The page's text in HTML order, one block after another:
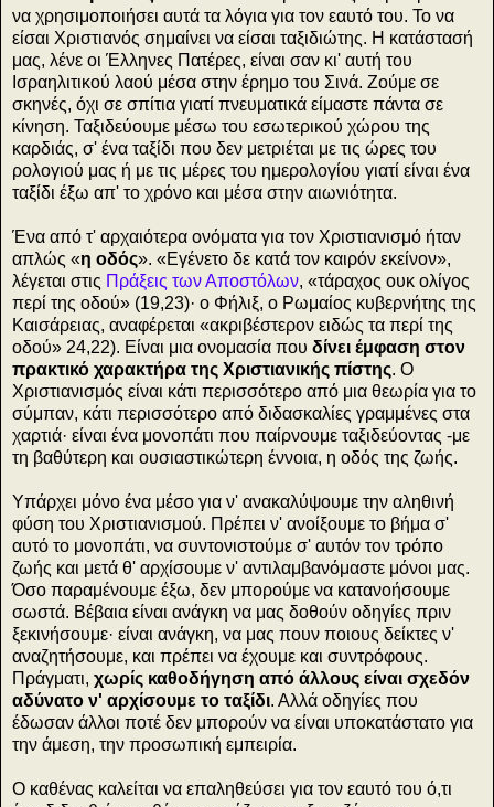
να χρησιμοποιήσει αυτά τα λόγια για τον εαυτό του. Το να
είσαι Χριστιανός σημαίνει να είσαι ταξιδιώτης. Η κατάστασή
μας, λένε οι Έλληνες Πατέρες, είναι σαν κι' αυτή του
Ισραηλιτικού λαού μέσα στην έρημο του Σινά. Ζούμε σε
σκηνές, όχι σε σπίτια γιατί πνευματικά είμαστε πάντα σε
κίνηση. Ταξιδεύουμε μέσω του εσωτερικού χώρου της
καρδιάς, σ' ένα ταξίδι που δεν μετριέται με τις ώρες του
ρολογιού μας ή με τις μέρες του ημερολογίου γιατί είναι ένα
ταξίδι έξω απ' το χρόνο και μέσα στην αιωνιότητα.
Ένα από τ' αρχαιότερα ονόματα για τον Χριστιανισμό ήταν
απλώς «η οδός». «Εγένετο δε κατά τον καιρόν εκείνον»,
λέγεται στις Πράξεις των Αποστόλων, «τάραχος ουκ ολίγος
περί της οδού» (19,23)· ο Φήλιξ, ο Ρωμαίος κυβερνήτης της
Καισάρειας, αναφέρεται «ακριβέστερον ειδώς τα περί της
οδού» 24,22). Είναι μια ονομασία που δίνει έμφαση στον
πρακτικό χαρακτήρα της Χριστιανικής πίστης. Ο
Χριστιανισμός είναι κάτι περισσότερο από μια θεωρία για το
σύμπαν, κάτι περισσότερο από διδασκαλίες γραμμένες στα
χαρτιά· είναι ένα μονοπάτι που παίρνουμε ταξιδεύοντας -με
τη βαθύτερη και ουσιαστικώτερη έννοια, η οδός της ζωής.
Υπάρχει μόνο ένα μέσο για ν' ανακαλύψουμε την αληθινή
φύση του Χριστιανισμού. Πρέπει ν' ανοίξουμε το βήμα σ'
αυτό το μονοπάτι, να συντονιστούμε σ' αυτόν τον τρόπο
ζωής και μετά θ' αρχίσουμε ν' αντιλαμβανόμαστε μόνοι μας.
Όσο παραμένουμε έξω, δεν μπορούμε να κατανοήσουμε
σωστά. Βέβαια είναι ανάγκη να μας δοθούν οδηγίες πριν
ξεκινήσουμε· είναι ανάγκη, να μας πουν ποιους δείκτες ν'
αναζητήσουμε, και πρέπει να έχουμε και συντρόφους.
Πράγματι, χωρίς καθοδήγηση από άλλους είναι σχεδόν
αδύνατο ν' αρχίσουμε το ταξίδι. Αλλά οδηγίες που
έδωσαν άλλοι ποτέ δεν μπορούν να είναι υποκατάστατο για
την άμεση, την προσωπική εμπειρία.
Ο καθένας καλείται να επαληθεύσει για τον εαυτό του ό,τι